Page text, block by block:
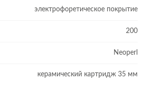
электрофоретическое покрытие
200
Neoperl
керамический картридж 35 мм